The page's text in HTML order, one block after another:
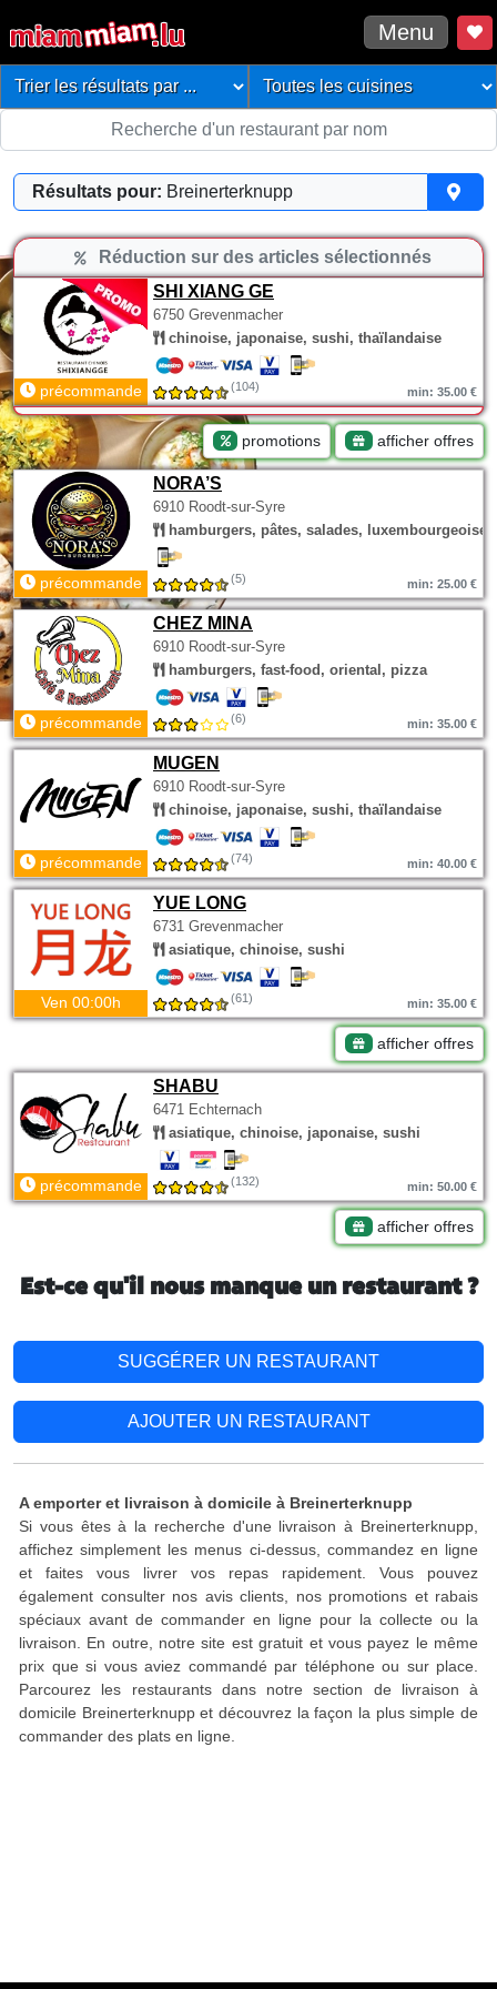
Menu
Résultats pour: Breinerterknupp
Réduction sur des articles sélectionnés
SHI XIANG GE
6750 Grevenmacher
chinoise, japonaise, sushi, thaïlandaise
précommande (104) min: 35.00 €
promotions afficher offres
NORA’S
6910 Roodt-sur-Syre
hamburgers, pâtes, salades, luxembourgeoise
précommande (5) min: 25.00 €
CHEZ MINA
6910 Roodt-sur-Syre
hamburgers, fast-food, oriental, pizza
précommande (6) min: 35.00 €
MUGEN
6910 Roodt-sur-Syre
chinoise, japonaise, sushi, thaïlandaise
précommande (74) min: 40.00 €
YUE LONG
6731 Grevenmacher
asiatique, chinoise, sushi
Ven 00:00h (61) min: 35.00 €
afficher offres
SHABU
6471 Echternach
asiatique, chinoise, japonaise, sushi
précommande (132) min: 50.00 €
afficher offres
Est-ce qu'il nous manque un restaurant ?
SUGGÉRER UN RESTAURANT
AJOUTER UN RESTAURANT
A emporter et livraison à domicile à Breinerterknupp
Si vous êtes à la recherche d'une livraison à Breinerterknupp,
affichez simplement les menus ci-dessus, commandez en ligne
et faites vous livrer vos repas rapidement. Vous pouvez
également consulter nos avis clients, nos promotions et rabais
spéciaux avant de commander en ligne pour la collecte ou la
livraison. En outre, notre site est gratuit et vous payez le même
prix que si vous aviez commandé par téléphone ou sur place.
Parcourez les restaurants dans notre section de livraison à
domicile Breinerterknupp et découvrez la façon la plus simple de
commander des plats en ligne.